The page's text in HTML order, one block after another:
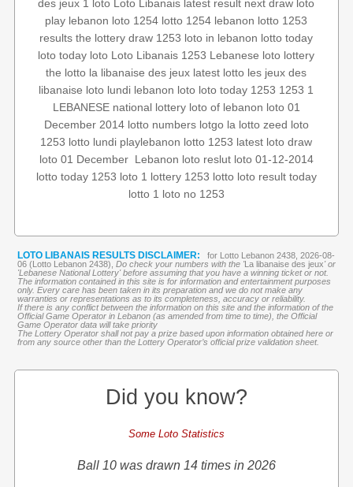
des jeux 1 loto Loto Libanais latest result next draw loto
play lebanon loto 1254 lotto 1254 lebanon lotto 1253
results the lottery draw 1253 loto in lebanon lotto today
loto today loto Loto Libanais 1253 Lebanese loto lottery
the lotto la libanaise des jeux latest lotto les jeux des
libanaise loto lundi lebanon loto loto today 1253 1253 1
LEBANESE national lottery loto of lebanon loto 01
December 2014 lotto numbers lotgo la lotto zeed loto
1253 lotto lundi playlebanon lotto 1253 latest loto draw
loto 01 December Lebanon loto reslut loto 01-12-2014
lotto today 1253 loto 1 lottery 1253 lotto loto result today
lotto 1 loto no 1253
LOTO LIBANAIS RESULTS DISCLAIMER:
for Lotto Lebanon 2438, 2026-08-
06 (Lotto Lebanon 2438), Do check your numbers with the 'La libanaise des jeux' or
'Lebanese National Lottery' before assuming that you have a winning ticket or not.
The information contained in this site is for information and entertainment purposes
only. Every care has been taken in its preparation and we do not make any
warranties or representations as to its completeness, accuracy or reliability.
If there is any conflict between the information on this site and the information of the
Official Game Operator in Lebanon (as amended from time to time), the Official
Game Operator data will take priority
The Lottery Operator shall not pay a prize based upon information obtained here or
from any source other than the Lottery Operator’s official prize validation sheet.
Did you know?
Some Loto Statistics
Ball 10 was drawn 14 times in 2026